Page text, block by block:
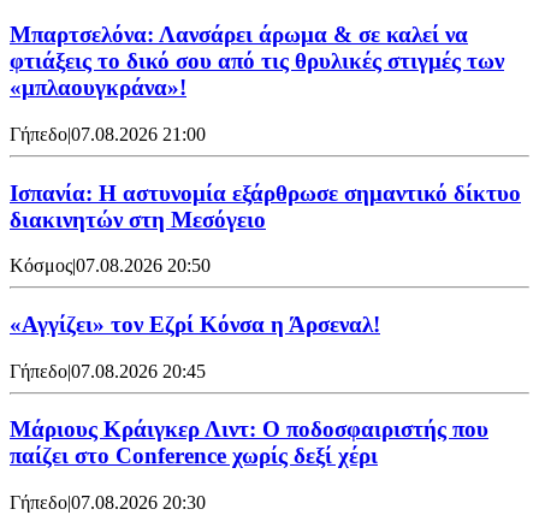
Μπαρτσελόνα: Λανσάρει άρωμα & σε καλεί να
φτιάξεις το δικό σου από τις θρυλικές στιγμές των
«μπλαουγκράνα»!
Γήπεδο|07.08.2026 21:00
Ισπανία: Η αστυνομία εξάρθρωσε σημαντικό δίκτυο
διακινητών στη Μεσόγειο
Κόσμος|07.08.2026 20:50
«Αγγίζει» τον Εζρί Κόνσα η Άρσεναλ!
Γήπεδο|07.08.2026 20:45
Μάριους Κράιγκερ Λιντ: Ο ποδοσφαιριστής που
παίζει στο Conference χωρίς δεξί χέρι
Γήπεδο|07.08.2026 20:30